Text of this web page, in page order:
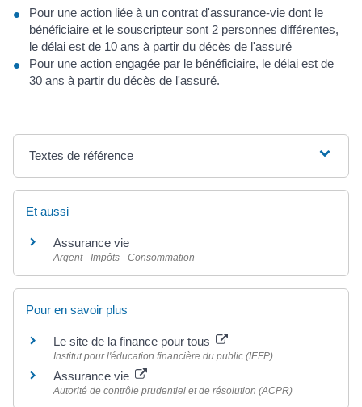
Pour une action liée à un contrat d'assurance-vie dont le
bénéficiaire et le souscripteur sont 2 personnes différentes,
le délai est de 10 ans à partir du décès de l'assuré
Pour une action engagée par le bénéficiaire, le délai est de
30 ans à partir du décès de l'assuré.
Textes de référence
Et aussi
Assurance vie
Argent - Impôts - Consommation
Pour en savoir plus
Le site de la finance pour tous
Institut pour l'éducation financière du public (IEFP)
Assurance vie
Autorité de contrôle prudentiel et de résolution (ACPR)